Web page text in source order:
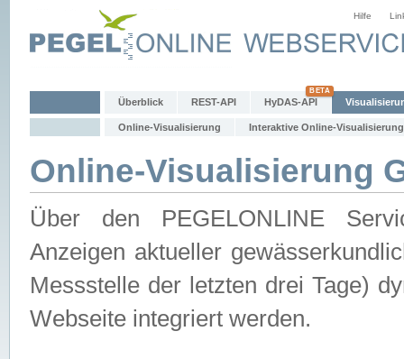
Hilfe
Überblick REST-API HyDAS-API
Online-Visualisierung Interaktive Online-Visualisierung
Online-Visualisierung
Über den PEGELONLINE
Anzeigen aktueller
Messstelle der letzten drei Tage)
Webseite integriert werden.